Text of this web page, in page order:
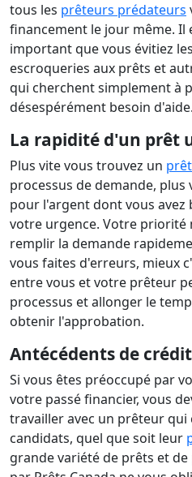
tous les prêteurs prédateurs
financement le jour même. Il
important que vous évitiez les
escroqueries aux prêts et
qui cherchent simplement à
désespérément besoin d'aide.
La rapidité d'un prêt
Plus vite vous trouvez un
processus de demande,
pour l'argent dont vous avez
votre urgence. Votre
remplir la demande
vous faites d'erreurs, mieux
entre vous et votre prêteur
processus et allonger le
obtenir l'approbation.
Antécédents de
Si vous êtes préoccupé par
votre passé financier, vous
travailler avec un prêteur qui
candidats, quel que soit leur
grande variété de prêts et